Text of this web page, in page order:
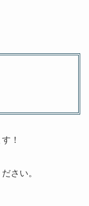
！
さい。